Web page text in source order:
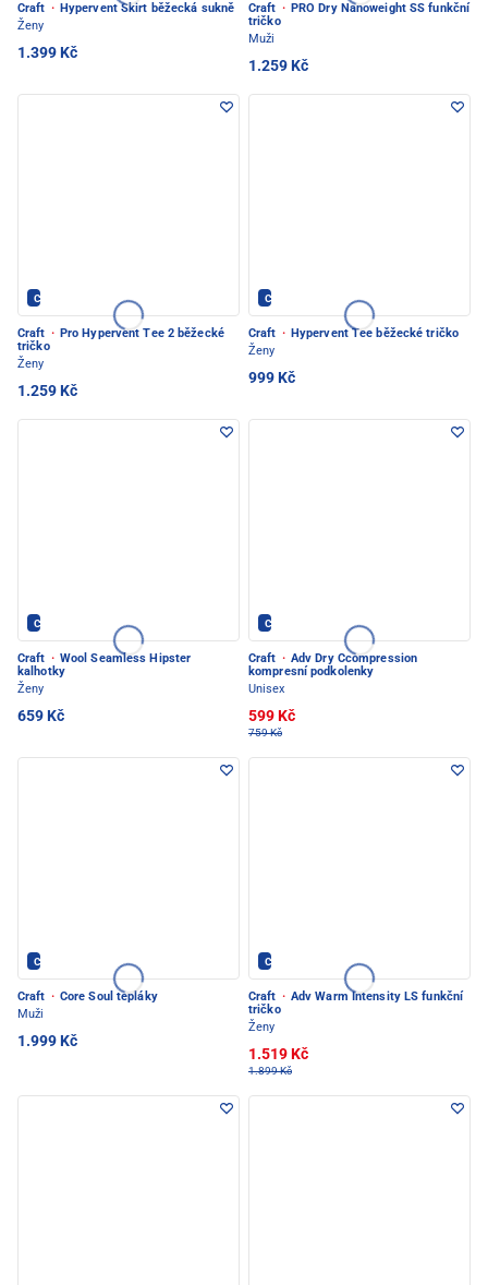
Craft · Hypervent Skirt běžecká sukně
Ženy
1.399 Kč
Craft · PRO Dry Nanoweight SS funkční
tričko
Muži
1.259 Kč
CRAFT - PEC POD SNĚŽKOU
Craft · Pro Hypervent Tee 2 běžecké
tričko
Ženy
1.259 Kč
CRAFT - PEC POD SNĚŽKOU
Craft · Hypervent Tee běžecké tričko
Ženy
999 Kč
CRAFT - PEC POD SNĚŽKOU
Craft · Wool Seamless Hipster
kalhotky
Ženy
659 Kč
CRAFT - PEC POD SNĚŽKOU
Craft · Adv Dry Ccompression
kompresní podkolenky
Unisex
599 Kč
759 Kč
CRAFT - PEC POD SNĚŽKOU
Craft · Core Soul tepláky
Muži
1.999 Kč
CRAFT - PEC POD SNĚŽKOU
Craft · Adv Warm Intensity LS funkční
tričko
Ženy
1.519 Kč
1.899 Kč